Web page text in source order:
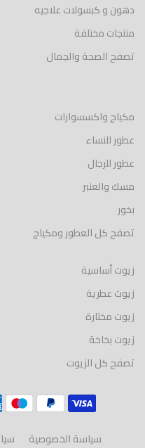
دهون و كبسولات علاجيه
منتجات مختلفة
تصفح الصحة والجمال
مكياج واكسسوارات
عطور للنساء
عطور للرجال
مسك والعنبر
بخور
تصفح كل العطور ومكياج
زيوت أساسية
زيوت عطرية
زيوت مختارة
زيوت بخاخة
تصفح كل الزيوت
سياسة الخصوصية